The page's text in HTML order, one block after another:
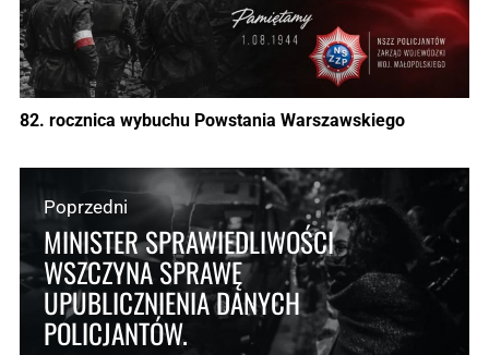
82. rocznica wybuchu Powstania Warszawskiego
Poprzedni
MINISTER SPRAWIEDLIWOŚCI
WSZCZYNA SPRAWĘ
UPUBLICZNIENIA DANYCH
POLICJANTÓW.